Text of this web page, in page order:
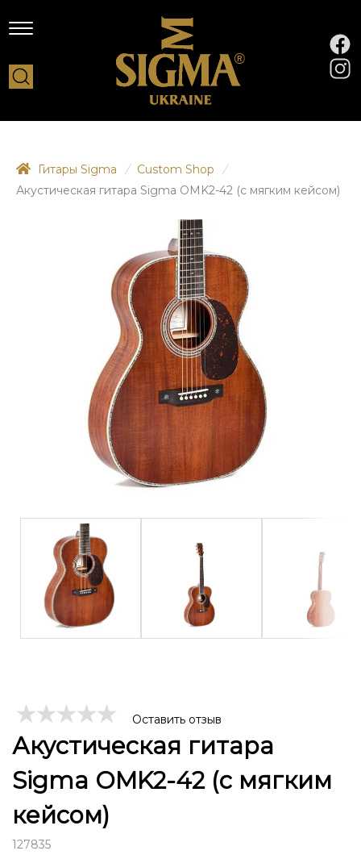
Гитары Sigma / Custom Shop
/
Акустическая гитара Sigma OMK2-42 (с мягким кейсом)
Оставить отзыв
Акустическая гитара
Sigma OMK2-42 (с мягким
кейсом)
127835